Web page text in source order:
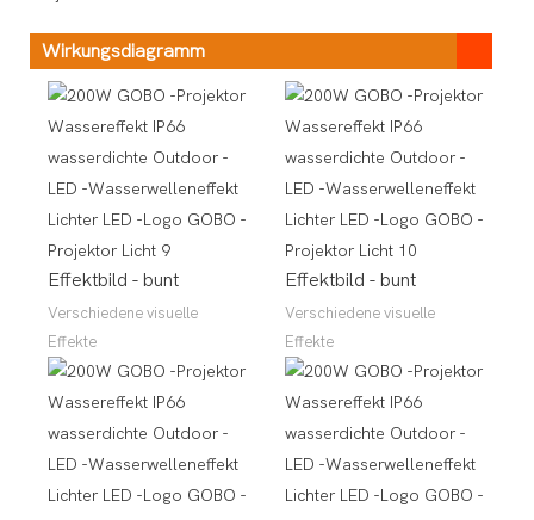
Wirkungsdiagramm
Effektbild - bunt
Verschiedene visuelle
Effekte
Effektbild - bunt
Verschiedene visuelle
Effekte